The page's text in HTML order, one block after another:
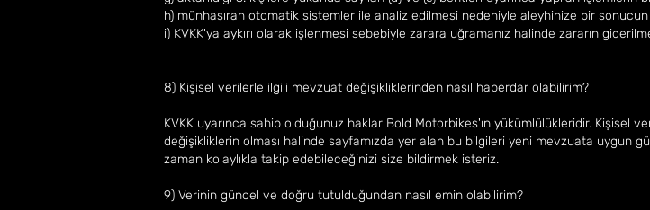
h) münhasıran otomatik sistemler ile analiz edilmesi nedeniyle aleyhinize bir
i) KVKK'ya aykırı olarak işlenmesi sebebiyle zarara uğramanız halinde zararın
8) Kişisel verilerle ilgili mevzuat değişikliklerinden nasıl haberdar olabilirim?
KVKK uyarınca sahip olduğunuz haklar Bold Motorbikes'ın yükümlülükleridir. Kişisel
değişikliklerin olması halinde sayfamızda yer alan bu bilgileri yeni mevzuata uygun
zaman kolaylıkla takip edebileceğinizi size bildirmek isteriz.
9) Verinin güncel ve doğru tutulduğundan nasıl emin olabilirim?